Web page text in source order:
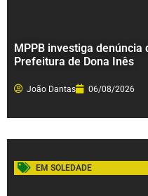
MPPB investiga
Prefeitura de Dona Inês
João Dantas 06/08/2026
EM SOLEDADE